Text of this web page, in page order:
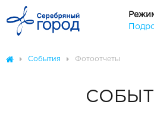
События Фотоотчеты